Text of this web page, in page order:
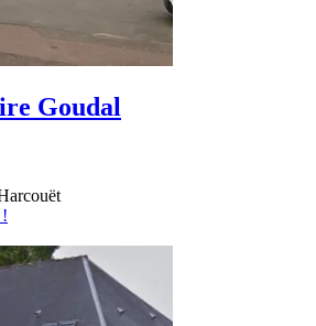
Goudal